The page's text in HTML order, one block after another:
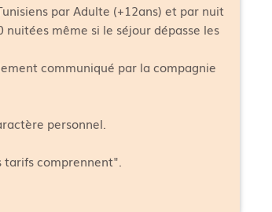
par Adulte (+12ans) et par nuit
même si le séjour dépasse les
communiqué par la compagnie
personnel.
comprennent".